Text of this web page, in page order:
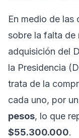
En medio de las
sobre la falta de
adquisición del
la Presidencia
trata de la
cada uno, por
pesos, lo que
$55.300.000.